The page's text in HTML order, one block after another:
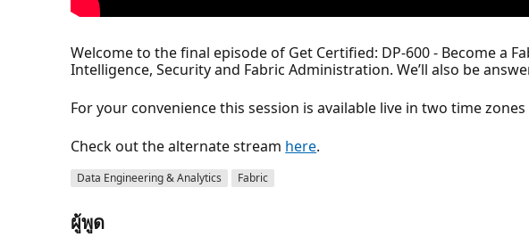
Welcome to the final episode of Get Certified: DP-600 - Become a
Intelligence, Security and Fabric Administration. We’ll also be
For your convenience this session is available live in two time
Check out the alternate stream here.
Data Engineering & Analytics Fabric
ผู้พูด